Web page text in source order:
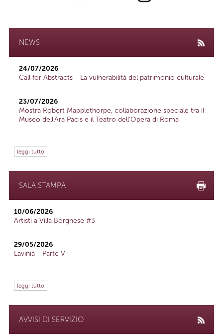
NEWS
24/07/2026
Call for Abstracts - La vulnerabilità del patrimonio culturale
23/07/2026
Mostra Robert Mapplethorpe, collaborazione speciale tra il
Museo dell'Ara Pacis e il Teatro dell'Opera di Roma
leggi tutto
SALA STAMPA
10/06/2026
Artisti a Villa Borghese #3
29/05/2026
Lavinia - Parte V
leggi tutto
AVVISI DI SERVIZIO